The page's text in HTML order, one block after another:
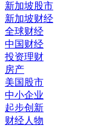
新加坡股市
新加坡财经
全球财经
中国财经
投资理财
房产
美国股市
中小企业
起步创新
财经人物